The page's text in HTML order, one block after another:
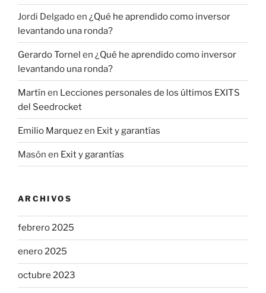
Jordi Delgadoen ¿Qué he aprendido como inversor
levantando una ronda?
Gerardo Tornel en ¿Qué he aprendido como inversor
levantando una ronda?
Martín en Lecciones personales de los últimos EXITS
del Seedrocket
Emilio Marquezen Exit y garantías
Masón en Exit y garantías
ARCHIVOS
febrero 2025
enero 2025
octubre 2023